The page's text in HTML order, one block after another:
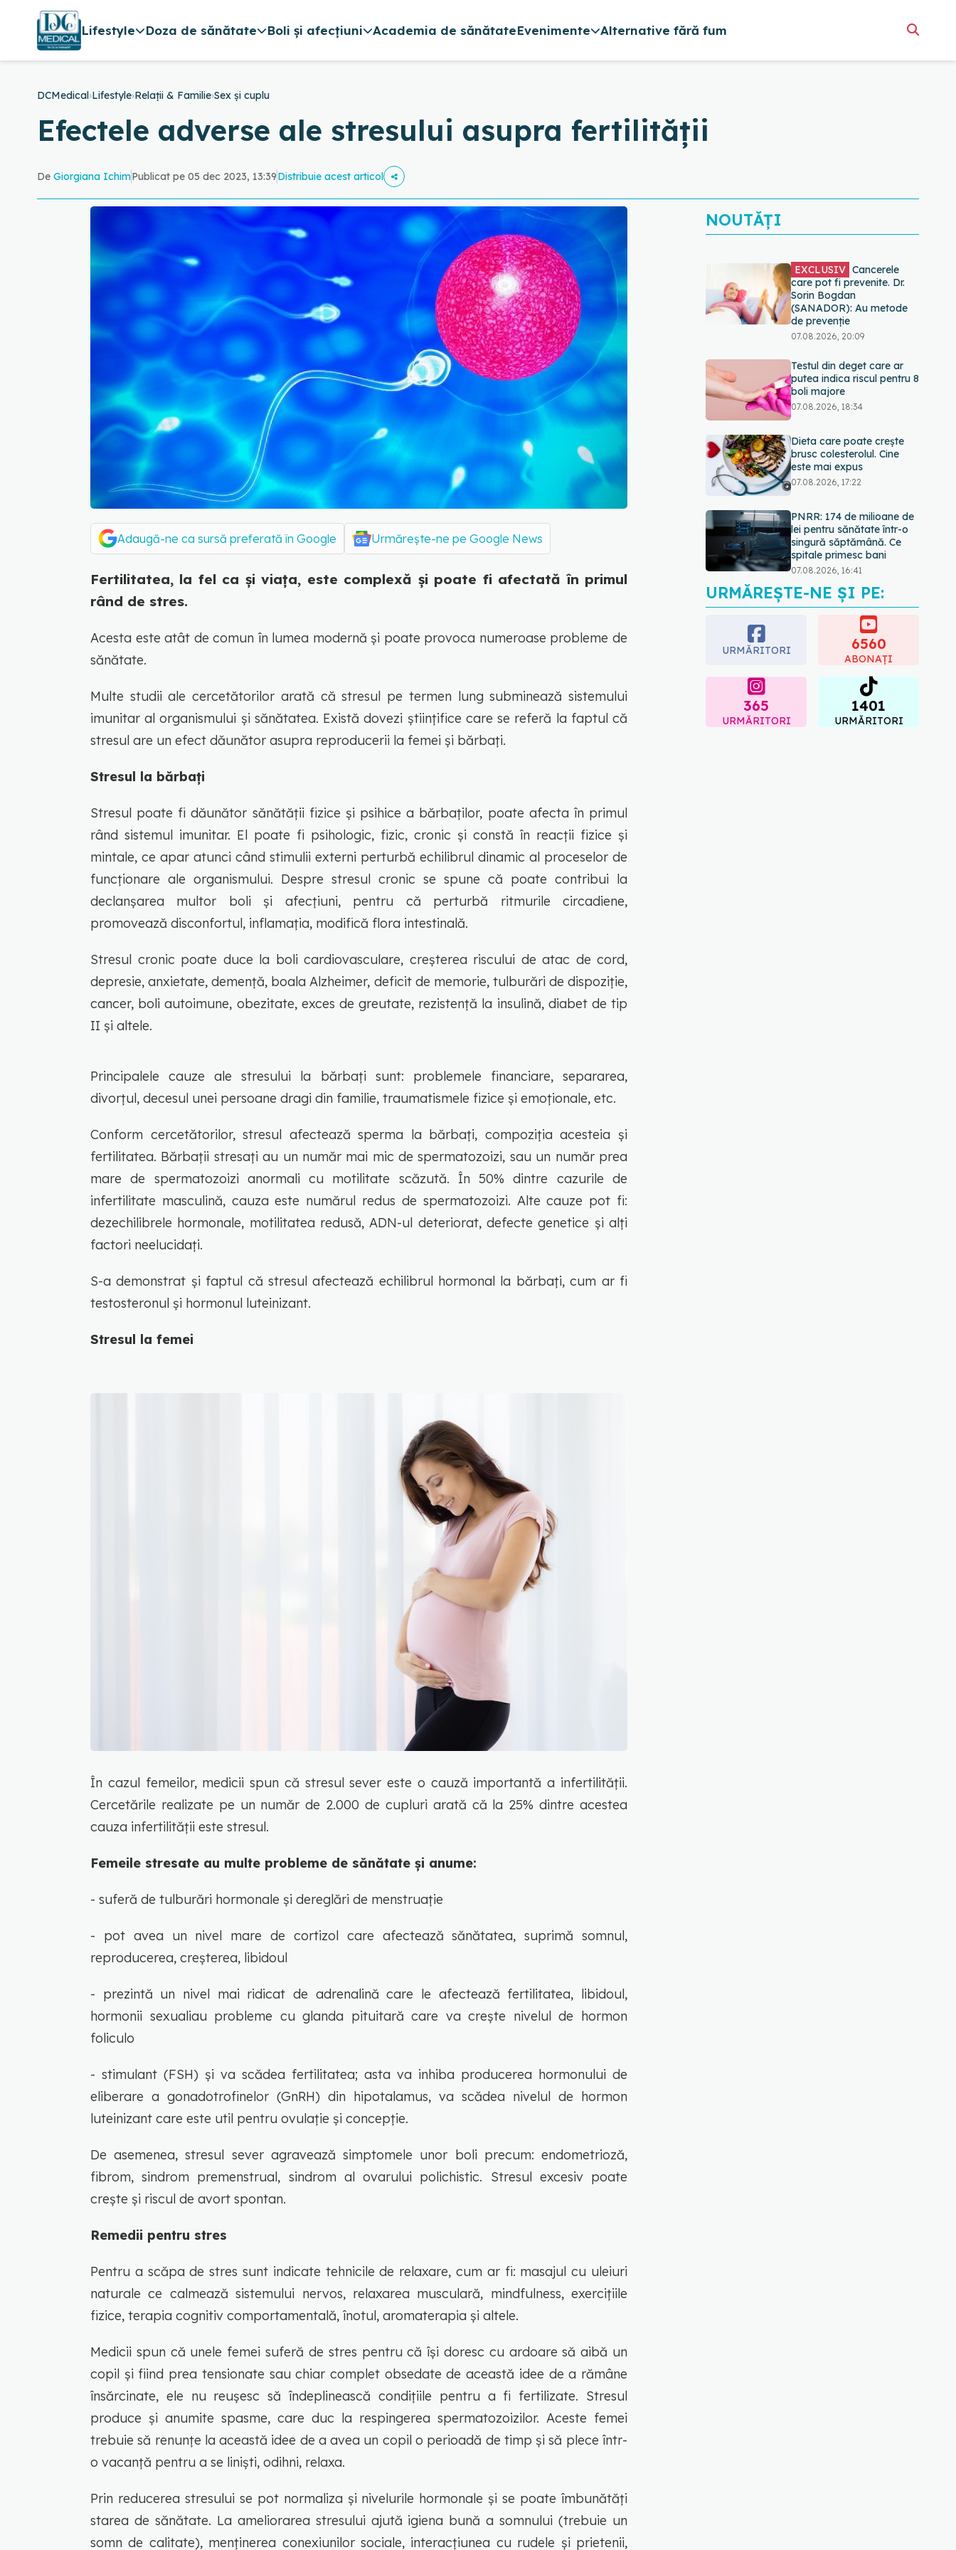
Lifestyle Doza de sănătate Boli și afecțiuni Academia de sănătateEvenimente Alternative fără fum
DCMedical›Lifestyle›Relații & Familie›Sex și cuplu
Efectele adverse ale stresului asupra fertilității
De Giorgiana IchimPublicat pe 05 dec 2023, 13:39Distribuie acest articol
Adaugă-ne ca sursă preferată în Google Urmărește-ne pe Google News
Fertilitatea, la fel ca și viața, este complexă și poate fi afectată în primul
rând de stres.
Acesta este atât de comun în lumea modernă și poate provoca numeroase probleme de
sănătate.
Multe studii ale cercetătorilor arată că stresul pe termen lung subminează sistemului
imunitar al organismului și sănătatea. Există dovezi științifice care se referă la faptul că
stresul are un efect dăunător asupra reproducerii la femei și bărbați.
Stresul la bărbați
Stresul poate fi dăunător sănătății fizice și psihice a bărbaților, poate afecta în primul
rând sistemul imunitar. El poate fi psihologic, fizic, cronic și constă în reacții fizice și
mintale, ce apar atunci când stimulii externi perturbă echilibrul dinamic al proceselor de
funcționare ale organismului. Despre stresul cronic se spune că poate contribui la
declanșarea multor boli și afecțiuni, pentru că perturbă ritmurile circadiene,
promovează disconfortul, inflamația, modifică flora intestinală.
Stresul cronic poate duce la boli cardiovasculare, creșterea riscului de atac de cord,
depresie, anxietate, demență, boala Alzheimer, deficit de memorie, tulburări de dispoziție,
cancer, boli autoimune, obezitate, exces de greutate, rezistență la insulină, diabet de tip
II și altele.
Principalele cauze ale stresului la bărbați sunt: problemele financiare, separarea,
divorțul, decesul unei persoane dragi din familie, traumatismele fizice și emoționale, etc.
Conform cercetătorilor, stresul afectează sperma la bărbați, compoziția acesteia și
fertilitatea. Bărbații stresați au un număr mai mic de spermatozoizi, sau un număr prea
mare de spermatozoizi anormali cu motilitate scăzută. În 50% dintre cazurile de
infertilitate masculină, cauza este numărul redus de spermatozoizi. Alte cauze pot fi:
dezechilibrele hormonale, motilitatea redusă, ADN-ul deteriorat, defecte genetice și alți
factori neelucidați.
S-a demonstrat și faptul că stresul afectează echilibrul hormonal la bărbați, cum ar fi
testosteronul și hormonul luteinizant.
Stresul la femei
În cazul femeilor, medicii spun că stresul sever este o cauză importantă a infertilității.
Cercetările realizate pe un număr de 2.000 de cupluri arată că la 25% dintre acestea
cauza infertilității este stresul.
Femeile stresate au multe probleme de sănătate și anume:
- suferă de tulburări hormonale și dereglări de menstruație
- pot avea un nivel mare de cortizol care afectează sănătatea, suprimă somnul,
reproducerea, creșterea, libidoul
- prezintă un nivel mai ridicat de adrenalină care le afectează fertilitatea, libidoul,
hormonii sexualiau probleme cu glanda pituitară care va crește nivelul de hormon
foliculo
- stimulant (FSH) și va scădea fertilitatea; asta va inhiba producerea hormonului de
eliberare a gonadotrofinelor (GnRH) din hipotalamus, va scădea nivelul de hormon
luteinizant care este util pentru ovulație și concepție.
De asemenea, stresul sever agravează simptomele unor boli precum: endometrioză,
fibrom, sindrom premenstrual, sindrom al ovarului polichistic. Stresul excesiv poate
crește și riscul de avort spontan.
Remedii pentru stres
Pentru a scăpa de stres sunt indicate tehnicile de relaxare, cum ar fi: masajul cu uleiuri
naturale ce calmează sistemului nervos, relaxarea musculară, mindfulness, exercițiile
fizice, terapia cognitiv comportamentală, înotul, aromaterapia și altele.
Medicii spun că unele femei suferă de stres pentru că își doresc cu ardoare să aibă un
copil și fiind prea tensionate sau chiar complet obsedate de această idee de a rămâne
însărcinate, ele nu reușesc să îndeplinească condițiile pentru a fi fertilizate. Stresul
produce și anumite spasme, care duc la respingerea spermatozoizilor. Aceste femei
trebuie să renunțe la această idee de a avea un copil o perioadă de timp și să plece într-
o vacanță pentru a se liniști, odihni, relaxa.
Prin reducerea stresului se pot normaliza și nivelurile hormonale și se poate îmbunătăți
starea de sănătate. La ameliorarea stresului ajută igiena bună a somnului (trebuie un
somn de calitate), menținerea conexiunilor sociale, interacțiunea cu rudele și prietenii,
NOUTĂȚI
EXCLUSIV Cancerele
care pot fi prevenite. Dr.
Sorin Bogdan
(SANADOR): Au metode
de prevenție
07.08.2026, 20:09
Testul din deget care ar
putea indica riscul pentru 8
boli majore
07.08.2026, 18:34
Dieta care poate crește
brusc colesterolul. Cine
este mai expus
07.08.2026, 17:22
PNRR: 174 de milioane de
lei pentru sănătate într-o
singură săptămână. Ce
spitale primesc bani
07.08.2026, 16:41
Ce spune culoarea ta
preferată despre vârsta
pe care o ai. Care este
"codul cromatic" al
URMĂREȘTE-NE ȘI PE:
URMĂRITORI 6560
ABONAȚI
365
URMĂRITORI
1401
URMĂRITORI